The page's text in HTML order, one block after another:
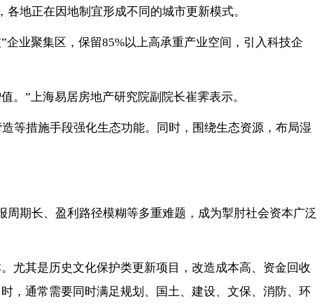
地正在因地制宜形成不同的城市更新模式。
业聚集区，保留85%以上高承重产业空间，引入科技企
。”上海易居房地产研究院副院长崔霁表示。
等措施手段强化生态功能。同时，围绕生态资源，布局湿
期长、盈利路径模糊等多重难题，成为掣肘社会资本广泛
尤其是历史文化保护类更新项目，改造成本高、资金回收
，通常需要同时满足规划、国土、建设、文保、消防、环